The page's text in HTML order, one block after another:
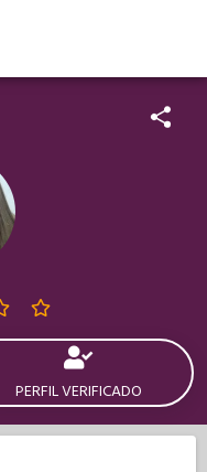
PERFIL VERIFICADO